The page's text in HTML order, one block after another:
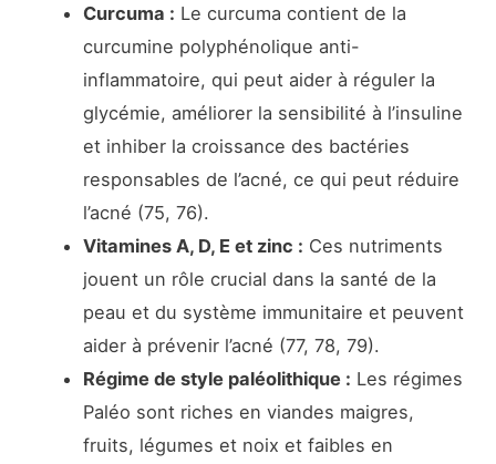
Curcuma : Le curcuma contient de la
curcumine polyphénolique anti-
inflammatoire, qui peut aider à réguler la
glycémie, améliorer la sensibilité à l’insuline
et inhiber la croissance des bactéries
responsables de l’acné, ce qui peut réduire
l’acné (75, 76).
Vitamines A, D, E et zinc : Ces nutriments
jouent un rôle crucial dans la santé de la
peau et du système immunitaire et peuvent
aider à prévenir l’acné (77, 78, 79).
Régime de style paléolithique : Les régimes
Paléo sont riches en viandes maigres,
fruits, légumes et noix et faibles en